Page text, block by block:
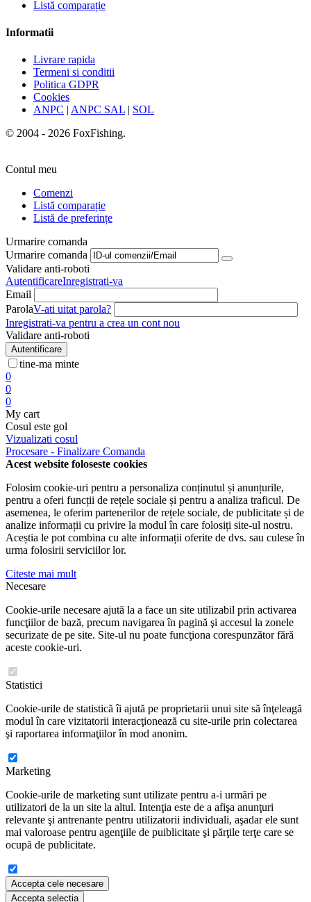
Listă comparație
Informatii
Livrare rapida
Termeni si conditii
Politica GDPR
Cookies
ANPC | ANPC SAL | SOL
© 2004 - 2026 FoxFishing.
Contul meu
Comenzi
Listă comparație
Listă de preferințe
Urmarire comanda
Urmarire comanda
Validare anti-roboti
AutentificareInregistrati-va
Email
ParolaV-ati uitat parola?
Inregistrati-va pentru a crea un cont nou
Validare anti-roboti
Autentificare
tine-ma minte
0
0
0
My cart
Cosul este gol
Vizualizati cosul
Procesare - Finalizare Comanda
Acest website foloseste cookies
Folosim cookie-uri pentru a personaliza conținutul și anunțurile,
pentru a oferi funcții de rețele sociale și pentru a analiza traficul. De
asemenea, le oferim partenerilor de rețele sociale, de publicitate și de
analize informații cu privire la modul în care folosiți site-ul nostru.
Aceștia le pot combina cu alte informații oferite de dvs. sau culese în
urma folosirii serviciilor lor.
Citeste mai mult
Necesare
Cookie-urile necesare ajută la a face un site utilizabil prin activarea
funcţiilor de bază, precum navigarea în pagină şi accesul la zonele
securizate de pe site. Site-ul nu poate funcţiona corespunzător fără
aceste cookie-uri.
Statistici
Cookie-urile de statistică îi ajută pe proprietarii unui site să înţeleagă
modul în care vizitatorii interacţionează cu site-urile prin colectarea
şi raportarea informaţiilor în mod anonim.
Marketing
Cookie-urile de marketing sunt utilizate pentru a-i urmări pe
utilizatori de la un site la altul. Intenţia este de a afişa anunţuri
relevante şi antrenante pentru utilizatorii individuali, aşadar ele sunt
mai valoroase pentru agenţiile de puiblicitate şi părţile terţe care se
ocupă de publicitate.
Accepta cele necesare
Accepta selectia